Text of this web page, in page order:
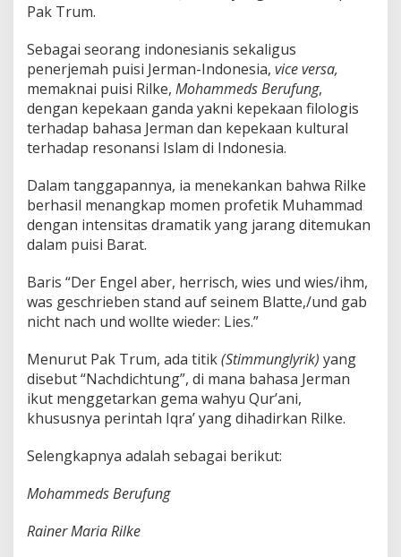
Pak Trum.
Sebagai seorang indonesianis sekaligus
penerjemah puisi Jerman-Indonesia, vice versa,
memaknai puisi Rilke, Mohammeds Berufung,
dengan kepekaan ganda yakni kepekaan filologis
terhadap bahasa Jerman dan kepekaan kultural
terhadap resonansi Islam di Indonesia.
Dalam tanggapannya, ia menekankan bahwa Rilke
berhasil menangkap momen profetik Muhammad
dengan intensitas dramatik yang jarang ditemukan
dalam puisi Barat.
Baris “Der Engel aber, herrisch, wies und wies/ihm,
was geschrieben stand auf seinem Blatte,/und gab
nicht nach und wollte wieder: Lies.”
Menurut Pak Trum, ada titik(Stimmunglyrik) yang
disebut “Nachdichtung”, di mana bahasa Jerman
ikut menggetarkan gema wahyu Qur’ani,
khususnya perintah Iqra’ yang dihadirkan Rilke.
Selengkapnya adalah sebagai berikut:
Mohammeds Berufung
Rainer Maria Rilke